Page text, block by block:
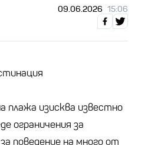
09.06.2026 15:06
плажа изисква известно
ограничения за
поведение на много от